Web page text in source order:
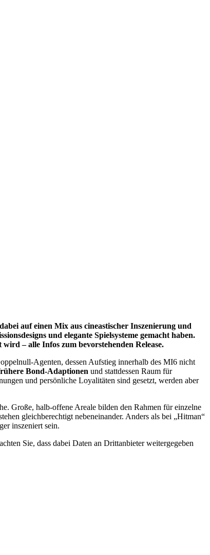
auf einen Mix aus cineastischer Inszenierung und
und elegante Spielsysteme gemacht haben.
– alle Infos zum bevorstehenden Release.
Agenten, dessen Aufstieg innerhalb des MI6 nicht
Bond-Adaptionen und stattdessen Raum für
und persönliche Loyalitäten sind gesetzt, werden aber
Große, halb-offene Areale bilden den Rahmen für einzelne
gleichberechtigt nebeneinander. Anders als bei „Hitman“
inszeniert sein.
Sie, dass dabei Daten an Drittanbieter weitergegeben